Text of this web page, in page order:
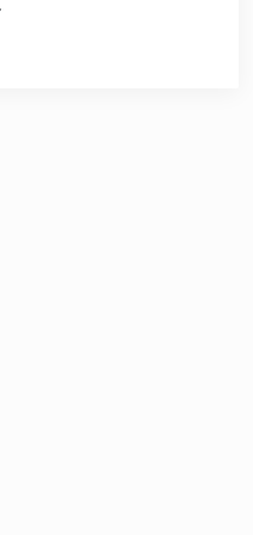
фаолияти билан
олиб борди //
илмий-амалий
туманида амалга
ишлар амалга
Ўзбекистон
салоҳияти,
эттирилмоқда. //
ташкил этилди / /
бўлиб ўтди / /
тадбир
ҳимоячилари куни
— Ватан ҳимоячилари
Миллий гвардия
/ / Ўзбекистон
куни муносабати
/ / Президент
Юнусобод туманида
технологиялар,
мегаполислари
гвардиячилар
о%СА%ББсимликни-